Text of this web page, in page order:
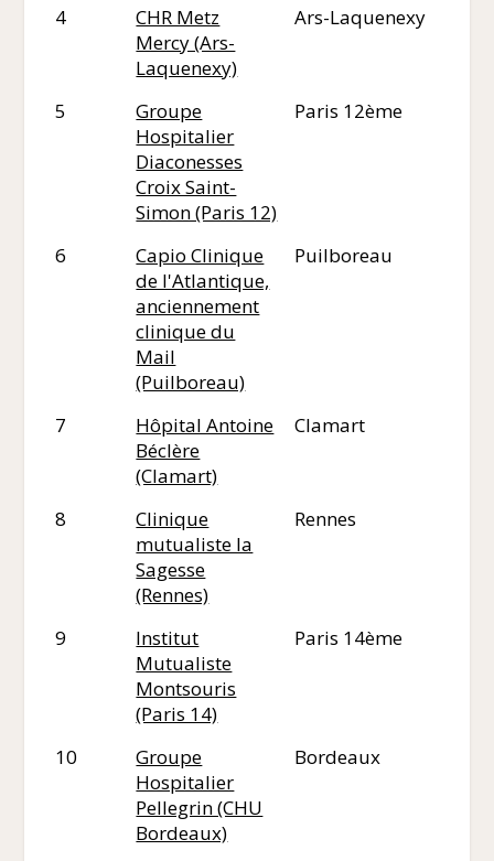
4
CHR Metz
Mercy (Ars-
Laquenexy)
Ars-Laquenexy
5
Groupe
Hospitalier
Diaconesses
Croix Saint-
Simon (Paris 12)
Paris 12ème
6
Capio Clinique
de l'Atlantique,
anciennement
clinique du
Mail
(Puilboreau)
Puilboreau
7
Hôpital Antoine
Béclère
(Clamart)
Clamart
8
Clinique
mutualiste la
Sagesse
(Rennes)
Rennes
9
Institut
Mutualiste
Montsouris
(Paris 14)
Paris 14ème
10
Groupe
Hospitalier
Pellegrin (CHU
Bordeaux)
Bordeaux